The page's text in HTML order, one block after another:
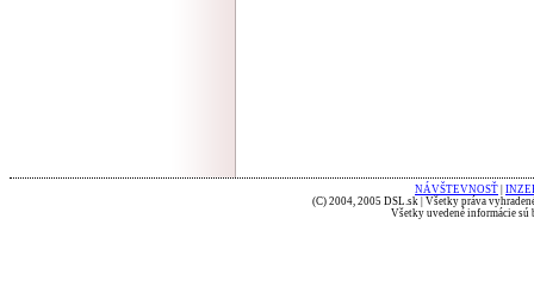
NÁVŠTEVNOSŤ
(C) 2004, 2005 DSL.sk | Všetky práva
Všetky uvedené informácie sú